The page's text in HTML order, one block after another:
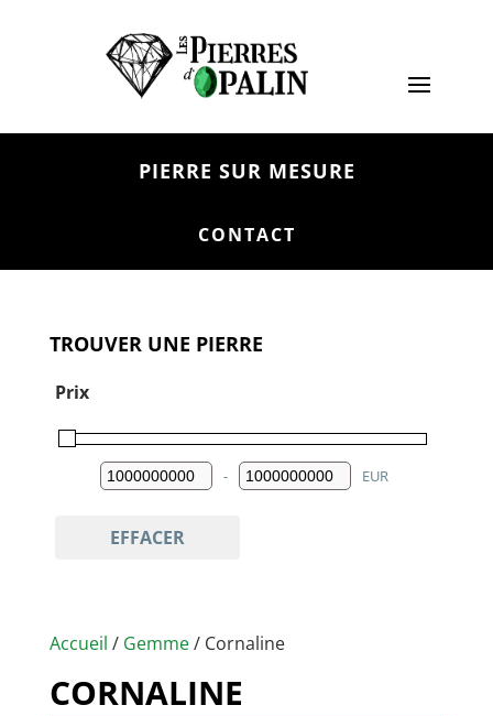
PIERRE SUR MESURE
CONTACT
Accueil / Gemme/ Cornaline
CORNALINE
TROUVER UNE PIERRE
Prix
Minimum Price
-
Maximum Price
EUR
EFFACER